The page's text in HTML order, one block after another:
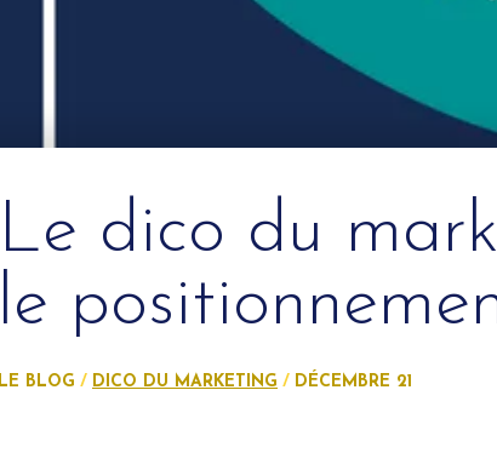
Le dico du
le
LE BLOG DICO DU MARKETING DÉCEMBRE 21